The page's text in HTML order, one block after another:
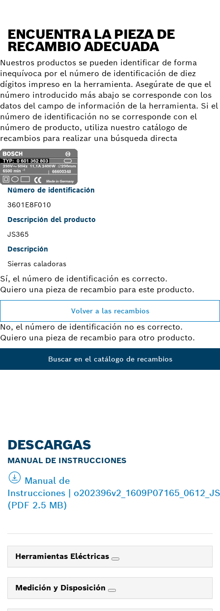
ENCUENTRA LA PIEZA DE
RECAMBIO ADECUADA
Nuestros productos se pueden identificar de forma
inequívoca por el número de identificación de diez
dígitos impreso en la herramienta. Asegúrate de que el
número introducido más abajo se corresponde con los
datos del campo de información de la herramienta. Si el
número de identificación no se corresponde con el
número de producto, utiliza nuestro catálogo de
recambios para realizar una búsqueda directa
Número de identificación
3601E8F010
Descripción del producto
JS365
Descripción
Sierras caladoras
Sí, el número de identificación es correcto.
Quiero una pieza de recambio para este producto.
Volver a las recambios
No, el número de identificación no es correcto.
Quiero una pieza de recambio para otro producto.
Buscar en el catálogo de recambios
DESCARGAS
MANUAL DE INSTRUCCIONES
Manual de
Instrucciones |
(PDF 2.5 MB)
Herramientas Eléctricas
Medición y Disposición